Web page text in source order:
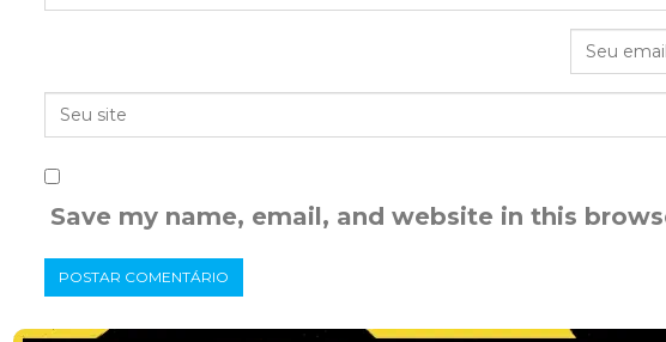
Save my name, email, and website in this